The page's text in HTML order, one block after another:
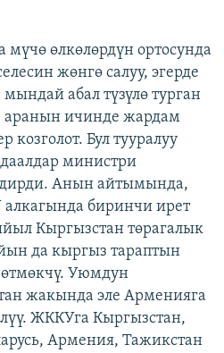
өлкөлөрдүн ортосунда
жөнгө салуу, эгерде
абал түзүлө турган
аранын ичинде жардам
козголот. Бул тууралуу
министри
Анын айтымында,
биринчи ирет
Кыргызстан төрагалык
да кыргыз тараптын
Уюмдун
жакында эле Арменияга
ЖККУга Кыргызстан,
Армения, Тажикстан